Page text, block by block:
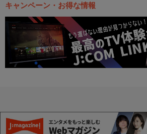
キャンペーン・お得な情報